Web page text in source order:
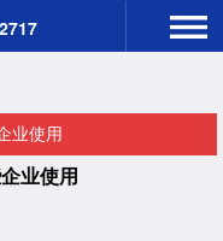
业使用
业使用